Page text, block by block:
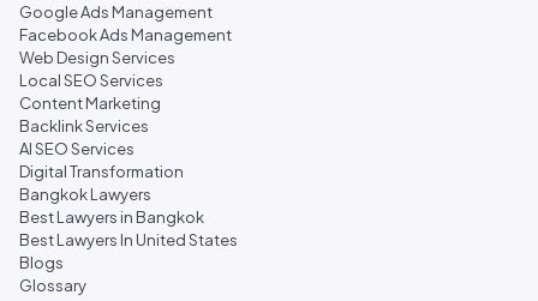
Google Ads Management
Facebook Ads Management
Web Design Services
Local SEO Services
Content Marketing
Backlink Services
AI SEO Services
Digital Transformation
Bangkok Lawyers
Best Lawyers in Bangkok
Best Lawyers In United States
Blogs
Glossary